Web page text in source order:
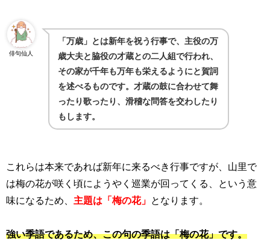
俳句仙人
「万歳」とは新年を祝う行事で、主役の万
歳大夫と脇役の才蔵との二人組で行われ、
その家が千年も万年も栄えるようにと賀詞
を述べるものです。才蔵の鼓に合わせて舞
ったり歌ったり、滑稽な問答を交わしたり
もします。
これらは本来であれば新年に来るべき行事ですが、山里で
は梅の花が咲く頃にようやく巡業が回ってくる、という意
味になるため、 主題は「梅の花」 となります。
強い季語であるため、この句の季語は「梅の花」です。